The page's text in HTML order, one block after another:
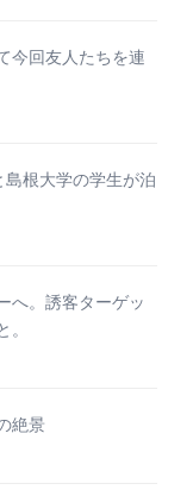
今回友人たちを連
根大学の学生が泊
へ。誘客ターゲッ
絶景